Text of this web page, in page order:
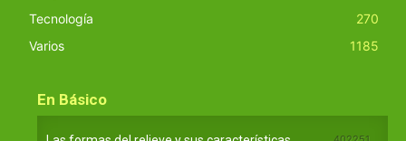
Tecnología
270
Varios
1185
En Básico